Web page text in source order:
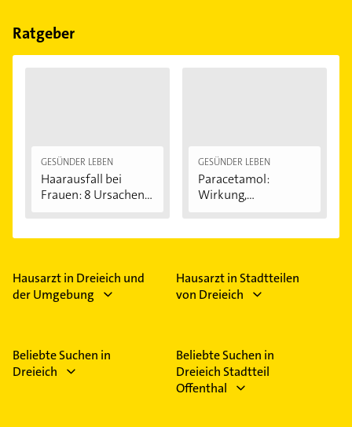
Feiertagen abweichen können.
Ratgeber
GESÜNDER LEBEN
Haarausfall bei
Frauen: 8 Ursachen...
GESÜNDER LEBEN
Paracetamol:
Wirkung,
Hausarzt in Dreieich und
der Umgebung
Hausarzt in Stadtteilen
von Dreieich
Beliebte Suchen in
Dreieich
Beliebte Suchen in
Dreieich Stadtteil
Offenthal